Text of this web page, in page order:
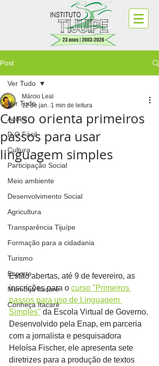
Post
Ver Tudo
Ações
D.O.Fácil
Cultura
Participação Social
Meio ambiente
Desenvolvimento Social
Agricultura
Transparência Tijuípe
Formação para a cidadania
Turismo
Esporte
Memória Itacaré
Conheça Itacaré
Ver Tudo
Curso orienta primeiros
passos para usar
linguagem simples
Márcio Leal
12 de jan. 1 min de leitura
Estão abertas, até 9 de fevereiro, as
inscrições para o curso "Primeiros
passos para uso de Linguagem
Simples" da Escola Virtual de Governo.
Desenvolvido pela Enap, em parceria
com a jornalista e pesquisadora
Heloísa Fischer, ele apresenta sete
diretrizes para a produção de textos